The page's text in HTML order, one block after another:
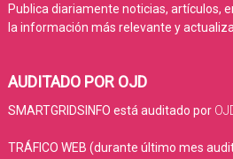
Publica diariamente noticias, artículos,
la información más relevante y
AUDITADO POR OJD
SMARTGRIDSINFO está auditado por
TRÁFICO WEB (durante último mes